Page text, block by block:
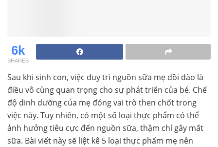
6k
SHARES
Sau khi sinh con, việc duy trì nguồn sữa mẹ dồi dào là
điều vô cùng quan trọng cho sự phát triển của bé. Chế
độ dinh dưỡng của mẹ đóng vai trò then chốt trong
việc này. Tuy nhiên, có một số loại thực phẩm có thể
ảnh hưởng tiêu cực đến nguồn sữa, thậm chí gây mất
sữa. Bài viết này sẽ liệt kê 5 loại thực phẩm mẹ nên